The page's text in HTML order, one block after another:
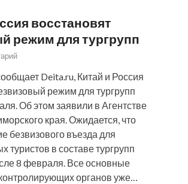
восстановят
режим для тургрупп
Deita.ru, Китай и Россия
режим для тургрупп
Об этом заявили в Агентстве
края. Ожидается, что
безвизового въезда для
туристов в составе тургрупп
8 февраля. Все основные
органов уже…